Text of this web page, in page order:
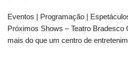
Eventos | Programação |
Próximos Shows – Teatro Bradesco
mais do que um centro de